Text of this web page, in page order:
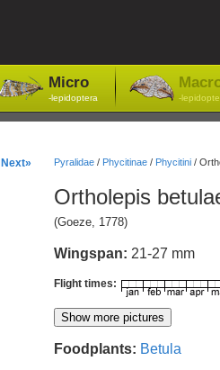
Micro
-lepidoptera -
Pyralidae/ Phycitinae/ Phycitini/
Ortholepis
(Goeze, 1778)
Wingspan: 21-27 mm
Flight times:
Foodplants: Betula
Next»